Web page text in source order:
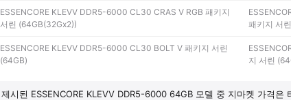
ESSENCORE KLEVV DDR5-6000 CL30 CRAS V RGB 패키지
서린 (64GB(32Gx2))
패키지 서
ESSENCORE KLEVV DDR5-6000 CL30 BOLT V 패키지 서린
(64GB)
지 서린
제시된 ESSENCORE KLEVV DDR5-6000 64GB 모델 중 지마켓 가격